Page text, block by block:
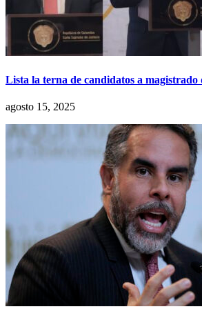
Lista la terna de candidatos a
agosto 15, 2025